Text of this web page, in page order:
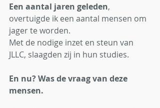
Een aantal jaren geleden,
overtuigde ik een aantal mensen om
jager te worden.
Met de nodige inzet en steun van
JLLC, slaagden zij in hun studies.
En nu? Was de vraag van deze
mensen.